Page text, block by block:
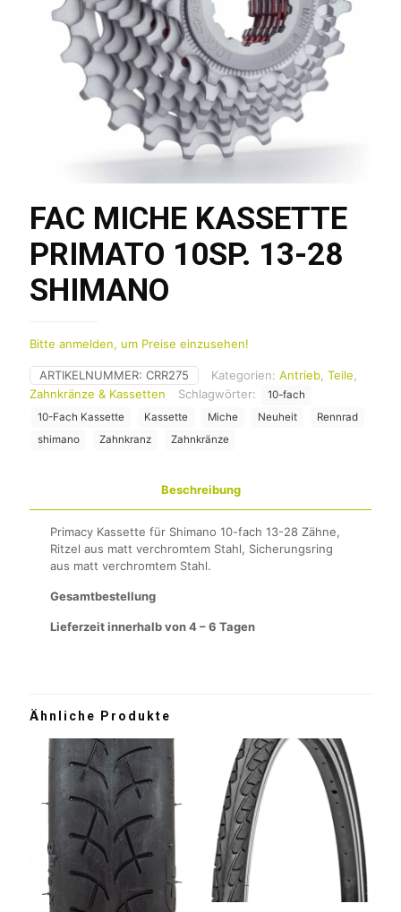
FAC MICHE KASSETTE
PRIMATO 10SP. 13-28
SHIMANO
Bitte anmelden, um Preise einzusehen!
ARTIKELNUMMER: CRR275 Kategorien: Antrieb Teile
Zahnkränze & Kassetten
Schlagwörter:
10-fach
10-Fach Kassette
Kassette Miche Neuheit
Rennrad
shimano
Zahnkranz Zahnkränze
Beschreibung
Primacy Kassette für Shimano 10-fach 13-28 Zähne,
Ritzel aus matt verchromtem Stahl, Sicherungsring
aus matt verchromtem Stahl.
Gesamtbestellung
Lieferzeit innerhalb von 4 – 6 Tagen
Ähnliche Produkte